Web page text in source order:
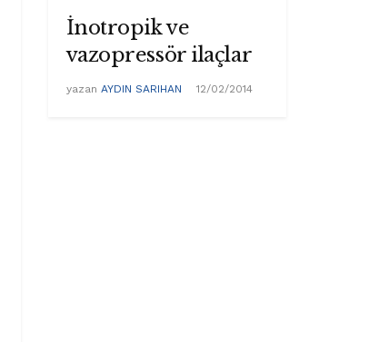
İnotropik ve
vazopressör ilaçlar
yazan AYDIN SARIHAN 12/02/2014